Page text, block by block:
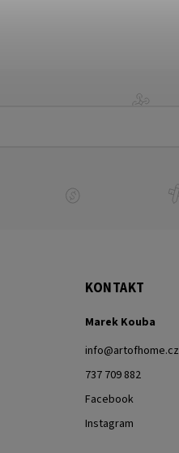
KONTAKT
Marek Kouba
info@artofhome.cz
737 709 882
Facebook
Instagram